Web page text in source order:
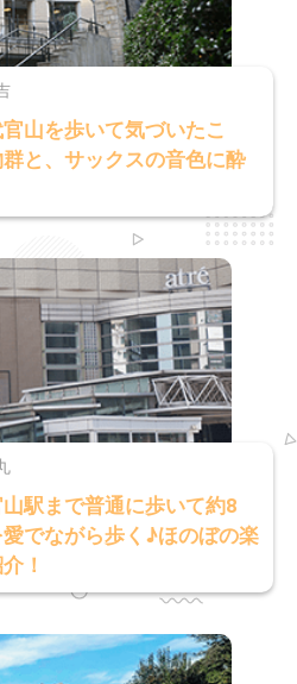
山を歩いて気づいたこ
と、サックスの音色に酔
駅まで普通に歩いて約8
でながら歩く♪ほのぼの楽
！